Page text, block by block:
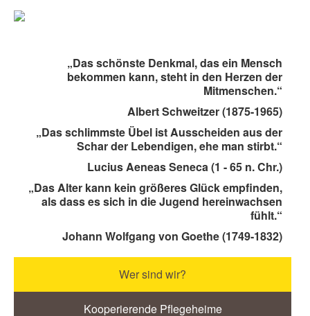
„Das schönste Denkmal, das ein Mensch
bekommen kann, steht in den Herzen der
Mitmenschen.“
Albert Schweitzer (1875-1965)
„Das schlimmste Übel ist Ausscheiden aus der
Schar der Lebendigen, ehe man stirbt.“
Lucius Aeneas Seneca (1 - 65 n. Chr.)
„Das Alter kann kein größeres Glück empfinden,
als dass es sich in die Jugend hereinwachsen
fühlt.“
Johann Wolfgang von Goethe (1749-1832)
Wer sind wir?
Kooperierende Pflegeheime